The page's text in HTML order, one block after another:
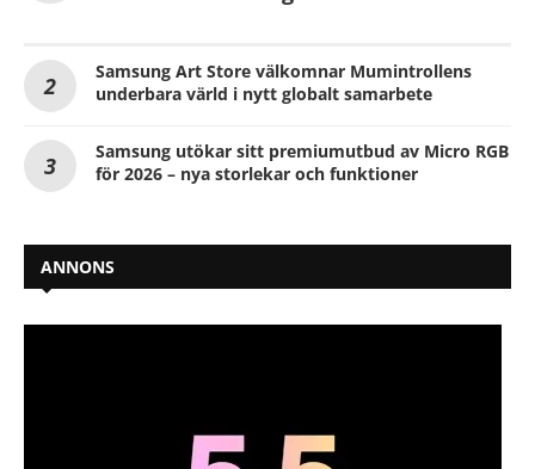
Samsung Art Store välkomnar Mumintrollens
underbara värld i nytt globalt samarbete
Samsung utökar sitt premiumutbud av Micro RGB
för 2026 – nya storlekar och funktioner
ANNONS